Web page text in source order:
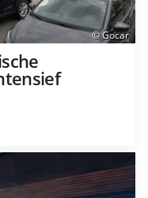
© Gocar